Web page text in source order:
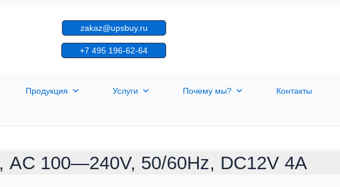
zakaz@upsbuy.ru
+7 495 196-62-64
Продукция Услуги Почему мы? Контакты
AC 100—240V, 50/60Hz, DC12V 4A